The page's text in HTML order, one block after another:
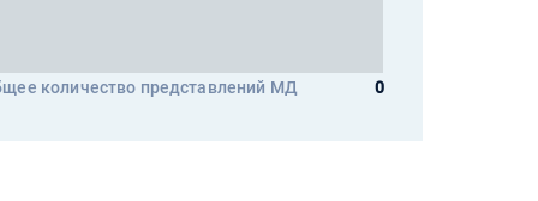
количество представлений МД 0